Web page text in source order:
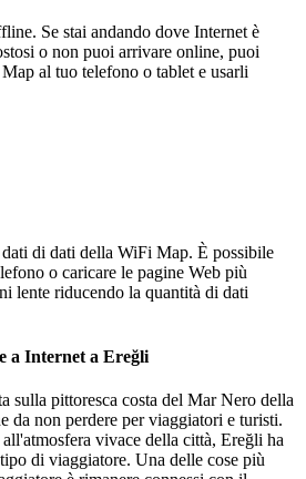
Se stai andando dove Internet è
o non puoi arrivare online, puoi
al tuo telefono o tablet e usarli
di dati della WiFi Map. È possibile
o caricare le pagine Web più
lente riducendo la quantità di dati
a Internet a Ereğli
sulla pittoresca costa del Mar Nero della
da non perdere per viaggiatori e turisti.
vivace della città, Ereğli ha
di viaggiatore. Una delle cose più